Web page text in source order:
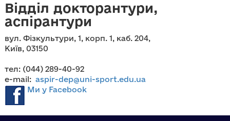
Відділ докторантури,
аспірантури
вул. Фізкультури, 1, корп. 1, каб. 204,
Київ, 03150
тел: (044) 289-40-92
e-mail:aspir-dep@uni-sport.edu.ua
Ми у Facebook